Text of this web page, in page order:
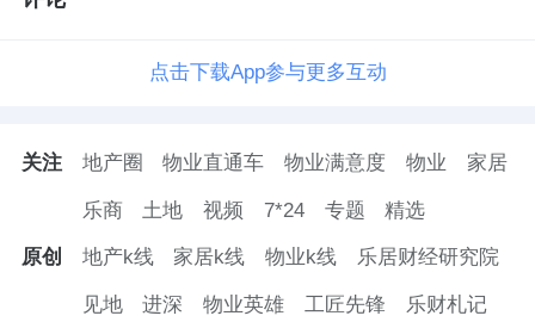
点击下载App参与更多互动
关注 地产圈 物业直通车 物业满意度 物业 家居
乐商 土地 视频 7*24 专题 精选
原创 地产k线 家居k线 物业k线 乐居财经研究院
见地 进深 物业英雄 工匠先锋 乐财札记